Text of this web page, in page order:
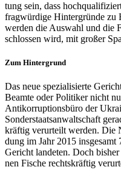
tung sein, dass
frag­wür­dige Hin­ter­gründe zu
werden die Auswahl und die
schlos­sen wird, mit großer
Zum Hin­ter­grund
Das neue spe­zia­li­sierte
Beamte oder Poli­ti­ker nicht
Anti­kor­rup­ti­ons­büro der
Son­der­staats­an­walt­schaft
kräf­tig ver­ur­teilt werden. Die
dung im Jahr 2015
Gericht lan­de­ten. Doch
nen Fische rechts­kräf­tig